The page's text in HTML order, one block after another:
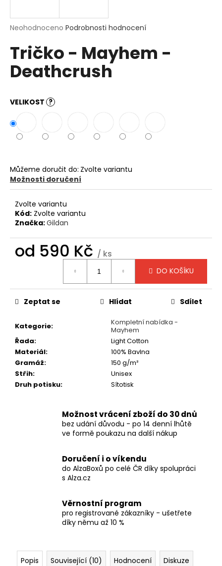
Průměrné
produktu
0,0
Neohodnoceno Podrobnosti hodnocení
Tričko - Mayhem -
Deathcrush
VELIKOST ?
Můžeme doručit do: Zvolte variantu
Možnosti doručení
Zvolte variantu
Kód: Zvolte variantu
Značka:Gildan
od 590 Kč / ks
DO KOŠÍKU
Kategorie:
Kompletní nabídka -
Mayhem
Řada:
Light Cotton
Materiál:
100% Bavlna
Gramáž:
150 g/m²
Střih:
Unisex
Druh potisku: Sítotisk
Zeptat se Hlídat Sdílet
Možnost vrácení zboží do 30 dnů
bez udání důvodu - po 14 denní lhůtě
ve formě poukazu na další nákup
Doručení i o víkendu
do AlzaBoxů po celé ČR díky spolupráci
s Alza.cz
Věrnostní program
pro registrované zákazníky - ušetřete
díky němu až 10 %
Popis Související (10) Hodnocení Diskuze
j
t
?
HLEDAT
o
p
o
u
č
u
e
TRIČKO
ACID
BATH
WHEN
THE
KITE
STRING
POPS